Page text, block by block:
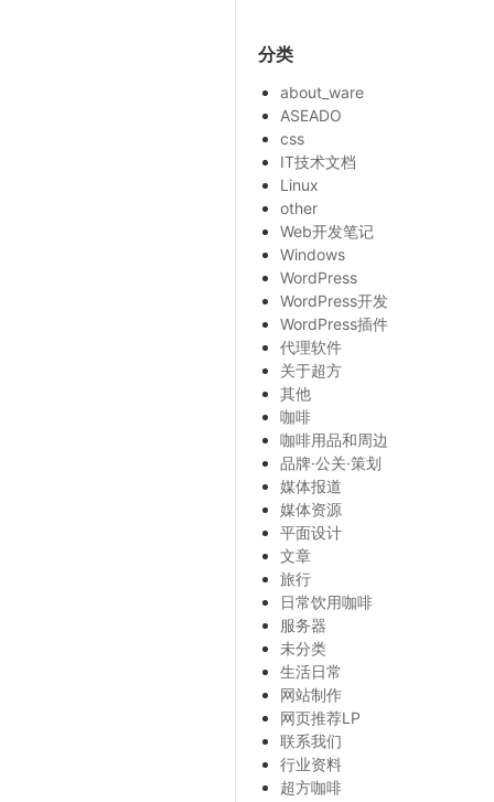
分类
about_ware
ASEADO
css
IT技术文档
Linux
other
Web开发笔记
Windows
WordPress
WordPress开发
WordPress插件
代理软件
关于超方
其他
咖啡
咖啡用品和周边
品牌·公关·策划
媒体报道
媒体资源
平面设计
文章
旅行
日常饮用咖啡
服务器
未分类
生活日常
网站制作
网页推荐LP
联系我们
行业资料
超方咖啡